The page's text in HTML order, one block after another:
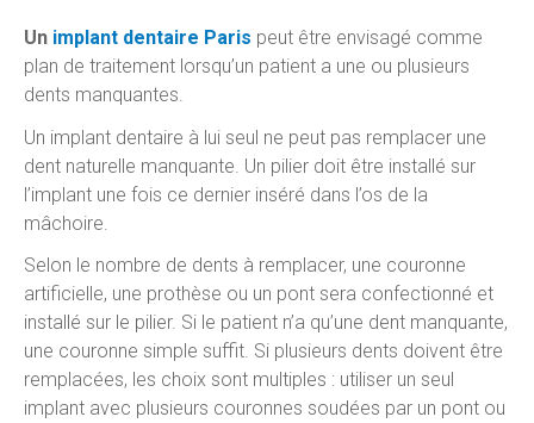
Un implant dentaire Paris peut être envisagé comme
plan de traitement lorsqu’un patient a une ou plusieurs
dents manquantes.
Un implant dentaire à lui seul ne peut pas remplacer une
dent naturelle manquante. Un pilier doit être installé sur
l’implant une fois ce dernier inséré dans l’os de la
mâchoire.
Selon le nombre de dents à remplacer, une couronne
artificielle, une prothèse ou un pont sera confectionné et
installé sur le pilier. Si le patient n’a qu’une dent manquante,
une couronne simple suffit. Si plusieurs dents doivent être
remplacées, les choix sont multiples : utiliser un seul
implant avec plusieurs couronnes soudées par un pont ou